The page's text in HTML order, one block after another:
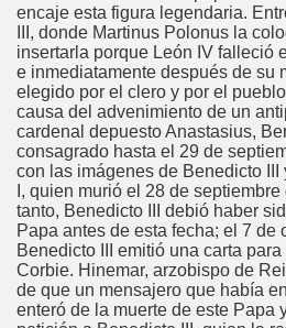
encaje esta figura legendaria.
III, donde Martinus Polonus la
insertarla porque León IV falleció
e inmediatamente después de su
elegido por el clero y por el
causa del advenimiento de un
cardenal depuesto Anastasius,
consagrado hasta el 29 de
con las imágenes de Benedicto
I, quien murió el 28 de
tanto, Benedicto III debió haber
Papa antes de esta fecha; el 7 de
Benedicto III emitió una carta
Corbie. Hinemar, arzobispo de
de que un mensajero que había
enteró de la muerte de este Papa
y San Francisco de Asís
María Stma. de la Amargura